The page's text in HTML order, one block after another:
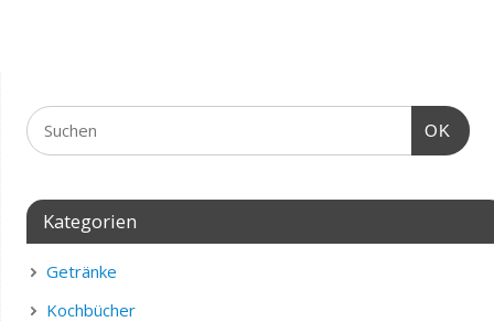
OK
Kategorien
Getränke
Kochbücher